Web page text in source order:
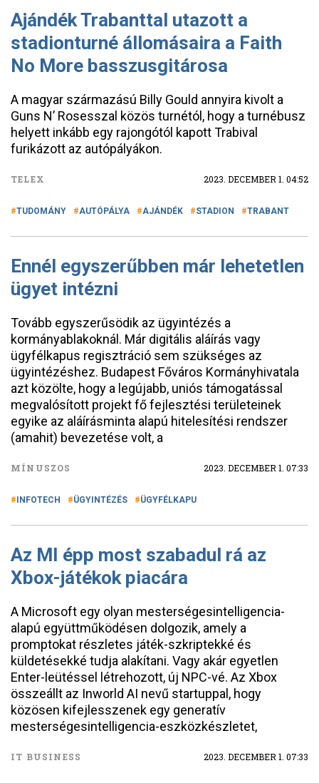
Ajándék Trabanttal utazott a
stadionturné állomásaira a Faith
No More basszusgitárosa
A magyar származású Billy Gould annyira kivolt a
Guns N’ Rosesszal közös turnétól, hogy a turnébusz
helyett inkább egy rajongótól kapott Trabival
furikázott az autópályákon.
TELEX 2023. DECEMBER 1. 04:52
TUDOMÁNY AUTÓPÁLYA AJÁNDÉK STADION TRABANT
Ennél egyszerűbben már lehetetlen
ügyet intézni
Tovább egyszerűsödik az ügyintézés a
kormányablakoknál. Már digitális aláírás vagy
ügyfélkapus regisztráció sem szükséges az
ügyintézéshez. Budapest Főváros Kormányhivatala
azt közölte, hogy a legújabb, uniós támogatással
megvalósított projekt fő fejlesztési területeinek
egyike az aláírásminta alapú hitelesítési rendszer
(amahit) bevezetése volt, a
MÍNUSZOS 2023. DECEMBER 1. 07:33
INFOTECH ÜGYINTÉZÉS ÜGYFÉLKAPU
Az MI épp most szabadul rá az
Xbox-játékok piacára
A Microsoft egy olyan mesterségesintelligencia-
alapú együttműködésen dolgozik, amely a
promptokat részletes játék-szkriptekké és
küldetésekké tudja alakítani. Vagy akár egyetlen
Enter-leütéssel létrehozott, új NPC-vé. Az Xbox
összeállt az Inworld AI nevű startuppal, hogy
közösen kifejlesszenek egy generatív
mesterségesintelligencia-eszközkészletet,
IT BUSINESS 2023. DECEMBER 1. 07:33